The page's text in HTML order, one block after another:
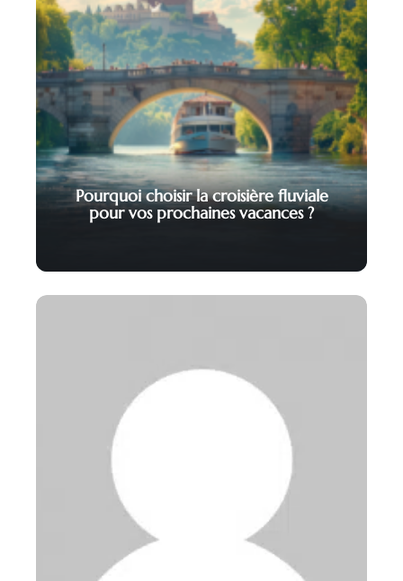
Pourquoi choisir la croisière fluviale
pour vos prochaines vacances ?